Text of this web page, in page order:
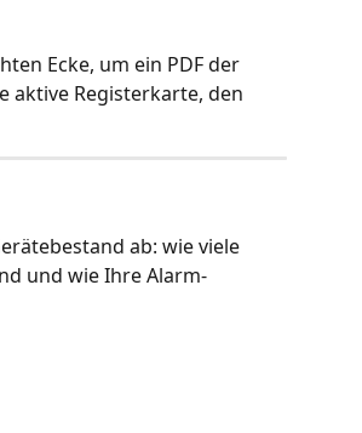
Ecke, um ein PDF der
aktive Registerkarte, den
ab: wie viele
und wie Ihre Alarm-